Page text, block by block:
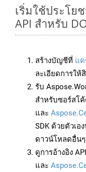
เริ่มใช้ประโย
API สำหรับ
สร้างบัญชีที่ แ
ละเอียดการให้
รับ
สำหรับซอร์สโ
และ
SDK ด้วยตัวเอ
ดาวน์โหลดอื่นๆ
ดูการอ้างอิง
และ